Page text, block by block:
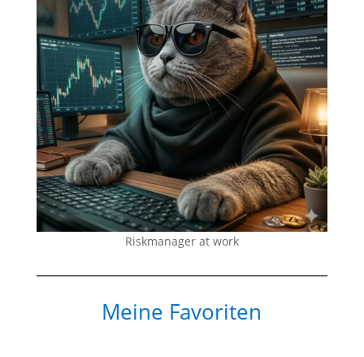
Riskmanager at work
Meine Favoriten